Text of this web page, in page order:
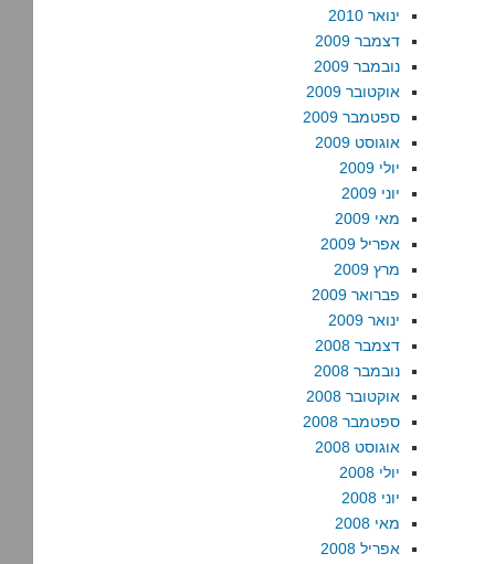
ינואר 2010
דצמבר 2009
נובמבר 2009
אוקטובר 2009
ספטמבר 2009
אוגוסט 2009
יולי 2009
יוני 2009
מאי 2009
אפריל 2009
מרץ 2009
פברואר 2009
ינואר 2009
דצמבר 2008
נובמבר 2008
אוקטובר 2008
ספטמבר 2008
אוגוסט 2008
יולי 2008
יוני 2008
מאי 2008
אפריל 2008